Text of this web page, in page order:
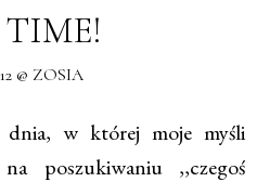
@ ZOSIA
w której moje myśli
poszukiwaniu ,,czegoś